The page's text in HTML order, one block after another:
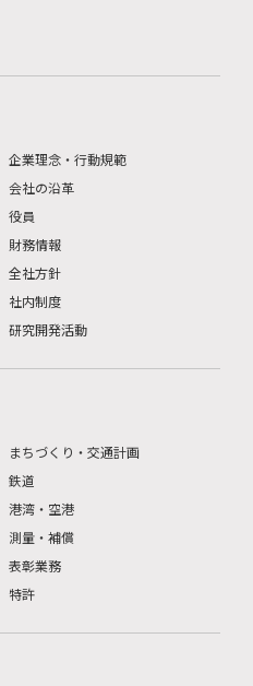
企業理念・行動規範
会社の沿革
役員
財務情報
全社方針
社内制度
研究開発活動
まちづくり・交通計画
鉄道
港湾・空港
測量・補償
表彰業務
特許